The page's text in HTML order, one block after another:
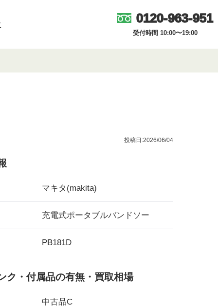
0120-963-951
受付時間 10:00〜19:00
投稿日:2026/06/04
マキタ(makita)
充電式ポータブルバンドソー
PB181D
ク・付属品の有無・買取相場
中古品C